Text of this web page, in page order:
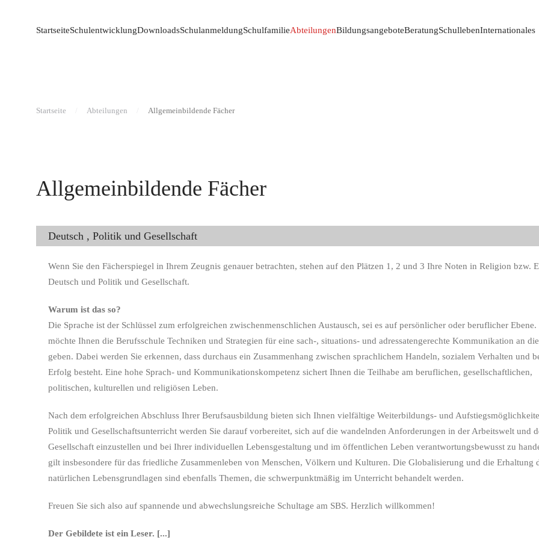
StartseiteSchulentwicklungDownloadsSchulanmeldungSchulfamilieAbteilungenBildungsangeboteBeratungSchullebenInternationales
Startseite Abteilungen Allgemeinbildende Fächer
Allgemeinbildende Fächer
Deutsch , Politik und Gesellschaft
Wenn Sie den Fächerspiegel in Ihrem Zeugnis genauer betrachten, stehen auf den Plätzen 1, 2 und 3 Ihre Noten in Religion bzw.
Deutsch und Politik und Gesellschaft.
Warum ist das so?
Die Sprache ist der Schlüssel zum erfolgreichen zwischenmenschlichen Austausch, sei es auf persönlicher oder beruflicher
möchte Ihnen die Berufsschule Techniken und Strategien für eine sach-, situations- und adressatengerechte Kommunikation an
geben. Dabei werden Sie erkennen, dass durchaus ein Zusammenhang zwischen sprachlichem Handeln, sozialem Verhalten und
Erfolg besteht. Eine hohe Sprach- und Kommunikationskompetenz sichert Ihnen die Teilhabe am beruflichen, gesellschaftlichen,
politischen, kulturellen und religiösen Leben.
Nach dem erfolgreichen Abschluss Ihrer Berufsausbildung bieten sich Ihnen vielfältige Weiterbildungs- und
Politik und Gesellschaftsunterricht werden Sie darauf vorbereitet, sich auf die wandelnden Anforderungen in der Arbeitswelt und
Gesellschaft einzustellen und bei Ihrer individuellen Lebensgestaltung und im öffentlichen Leben verantwortungsbewusst zu
gilt insbesondere für das friedliche Zusammenleben von Menschen, Völkern und Kulturen. Die Globalisierung und die Erhaltung
natürlichen Lebensgrundlagen sind ebenfalls Themen, die schwerpunktmäßig im Unterricht behandelt werden.
Freuen Sie sich also auf spannende und abwechslungsreiche Schultage am SBS. Herzlich willkommen!
Der Gebildete ist ein Leser. [...]